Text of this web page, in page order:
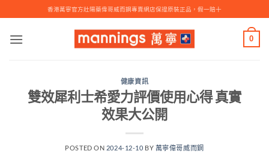
to
content
香港萬寧官方壯陽藥偉哥威而鋼專賣網店保證原裝正品，假一賠十
0
健康資訊
雙效犀利士希愛力評價使用心得 真實
效果大公開
POSTED ON 2024-12-10 BY 萬寧偉哥威而鋼